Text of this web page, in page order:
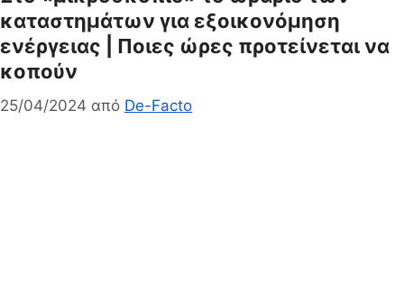
καταστημάτων για εξοικονόμηση
ενέργειας | Ποιες ώρες προτείνεται να
κοπούν
25/04/2024 από De-Facto